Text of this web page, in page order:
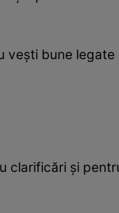
vești bune
clarificări și